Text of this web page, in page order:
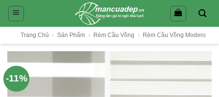
Skip
Trang Chủ › Sản Phẩm › Rèm Cầu Vồng › Rèm Cầu Vồng Modero
-11%